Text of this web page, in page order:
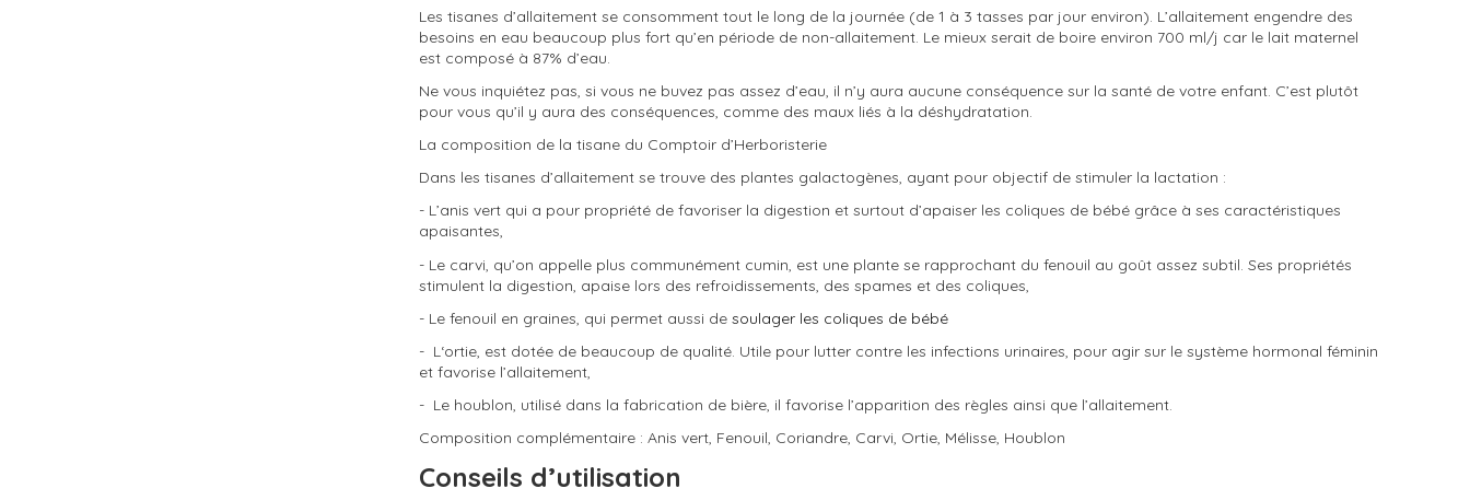
Les tisanes d’allaitement se consomment tout le long de la journée (de 1 à 3 tasses par jour environ). L’allaitement engendre des
besoins en eau beaucoup plus fort qu’en période de non-allaitement. Le mieux serait de boire environ 700 ml/j car le lait maternel
est composé à 87% d’eau.
Ne vous inquiétez pas, si vous ne buvez pas assez d’eau, il n’y aura aucune conséquence sur la santé de votre enfant. C’est plutôt
pour vous qu’il y aura des conséquences, comme des maux liés à la déshydratation.
La composition de la tisane du Comptoir d’Herboristerie
Dans les tisanes d’allaitement se trouve des plantes galactogènes, ayant pour objectif de stimuler la lactation :
- L’anis vert qui a pour propriété de favoriser la digestion et surtout d’apaiser les coliques de bébé grâce à ses caractéristiques
apaisantes,
- Le carvi, qu’on appelle plus communément cumin, est une plante se rapprochant du fenouil au goût assez subtil. Ses propriétés
stimulent la digestion, apaise lors des refroidissements, des spames et des coliques,
- Le fenouil en graines, qui permet aussi de soulager les coliques de bébé
- L‘ortie, est dotée de beaucoup de qualité. Utile pour lutter contre les infections urinaires, pour agir sur le système hormonal féminin
et favorise l’allaitement,
- Le houblon, utilisé dans la fabrication de bière, il favorise l’apparition des règles ainsi que l’allaitement.
Composition complémentaire : Anis vert, Fenouil, Coriandre, Carvi, Ortie, Mélisse, Houblon
Conseils d’utilisation